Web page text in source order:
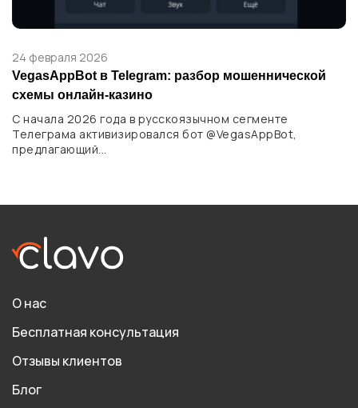
24 февраля 2026
VegasAppBot в Telegram: разбор мошеннической
схемы онлайн-казино
С начала 2026 года в русскоязычном сегменте
Телеграма активизировался бот @VegasAppBot,
предлагающий...
О нас
Бесплатная консультация
Отзывы клиентов
Блог